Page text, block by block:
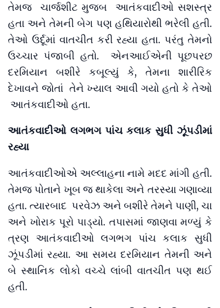
તેમજ ચાર્જશીટ મુજબ આતંકવાદીઓ સશસ્ત્ર
હતા અને તેમની બેગ પણ હથિયારોથી ભરેલી હતી.
તેઓ ઉર્દૂમાં વાતચીત કરી રહ્યા હતા. પરંતુ તેમનો
ઉચ્ચાર પંજાબી હતો. એનઆઈએની પૂછપરછ
દરમિયાન બશીરે કબૂલ્યું કે, તેમના શારીરિક
દેખાવને જોતાં તેને ખ્યાલ આવી ગયો હતો કે તેઓ
આતંકવાદીઓ હતા.
આતંકવાદીઓ લગભગ પાંચ કલાક સુધી ઝૂંપડીમાં
રહ્યા
આતંકવાદીઓએ અલ્લાહના નામે મદદ માંગી હતી.
તેમજ પોતાને ખૂબ જ થાકેલા અને તરસ્યા ગણાવ્યા
હતા. ત્યારબાદ પરવેઝ અને બશીરે તેમને પાણી, ચા
અને ખોરાક પૂરો પાડ્યો. તપાસમાં જાણવા મળ્યું કે
ત્રણ આતંકવાદીઓ લગભગ પાંચ કલાક સુધી
ઝૂંપડીમાં રહ્યા. આ સમય દરમિયાન તેમની અને
બે સ્થાનિક લોકો વચ્ચે લાંબી વાતચીત પણ થઈ
હતી.